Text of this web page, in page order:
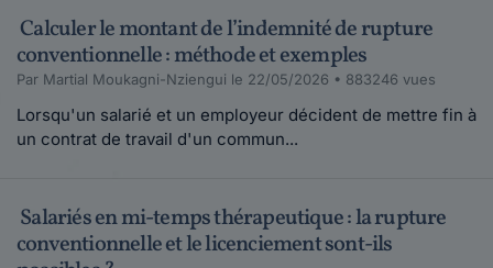
Calculer le montant de l’indemnité de rupture
conventionnelle : méthode et exemples
Par Martial Moukagni-Nziengui le 22/05/2026 • 883246 vues
Lorsqu'un salarié et un employeur décident de mettre fin à
un contrat de travail d'un commun...
Salariés en mi-temps thérapeutique : la rupture
conventionnelle et le licenciement sont-ils